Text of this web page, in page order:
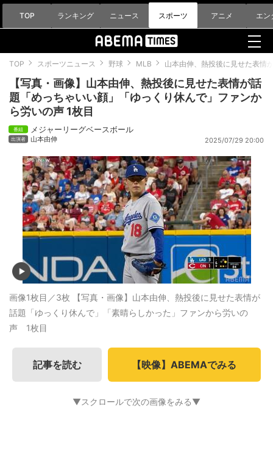
TOP ランキング ニュース スポーツ アニメ エン
TOP スポーツニュース 野球 MLB 山本由伸、熱投後に見せた表情
【写真・画像】山本由伸、熱投後に見せた表情が話
題「めっちゃいい顔」「ゆっくり休んで」ファンか
ら労いの声 1枚目
メジャーリーグベースボール
山本由伸 2025/07/29 20:00
画像1枚目／3枚 【写真・画像】山本由伸、熱投後に見せた表情が
話題「ゆっくり休んで」「素晴らしかった」ファンから労いの
声 1枚目
記事を読む 【映像】ABEMAでみる
▼スクロールで次の画像をみる▼